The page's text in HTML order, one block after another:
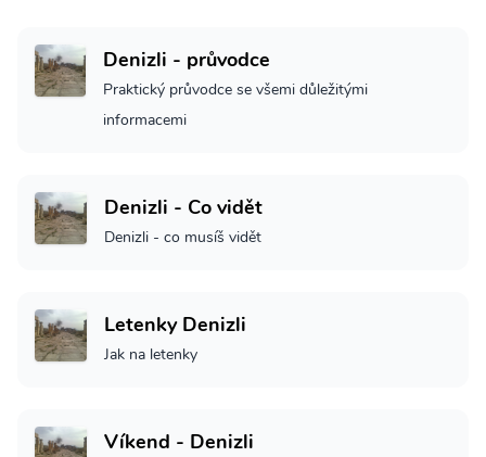
Denizli - průvodce
Praktický průvodce se všemi důležitými
informacemi
Denizli - Co vidět
Denizli - co musíš vidět
Letenky Denizli
Jak na letenky
Víkend - Denizli